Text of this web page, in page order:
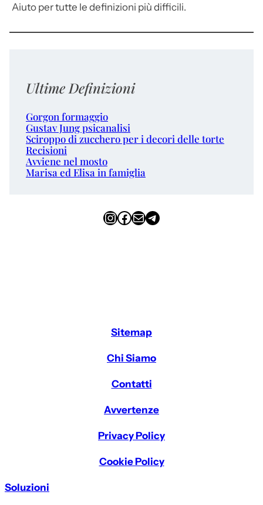
Aiuto per tutte le definizioni più difficili.
Ultime Definizioni
Gorgon formaggio
Gustav Jung psicanalisi
Sciroppo di zucchero per i decori delle torte
Recisioni
Avviene nel mosto
Marisa ed Elisa in famiglia
InstagramFacebook Email Telegram
Sitemap
Chi Siamo
Contatti
Avvertenze
Privacy Policy
Cookie Policy
Soluzioni